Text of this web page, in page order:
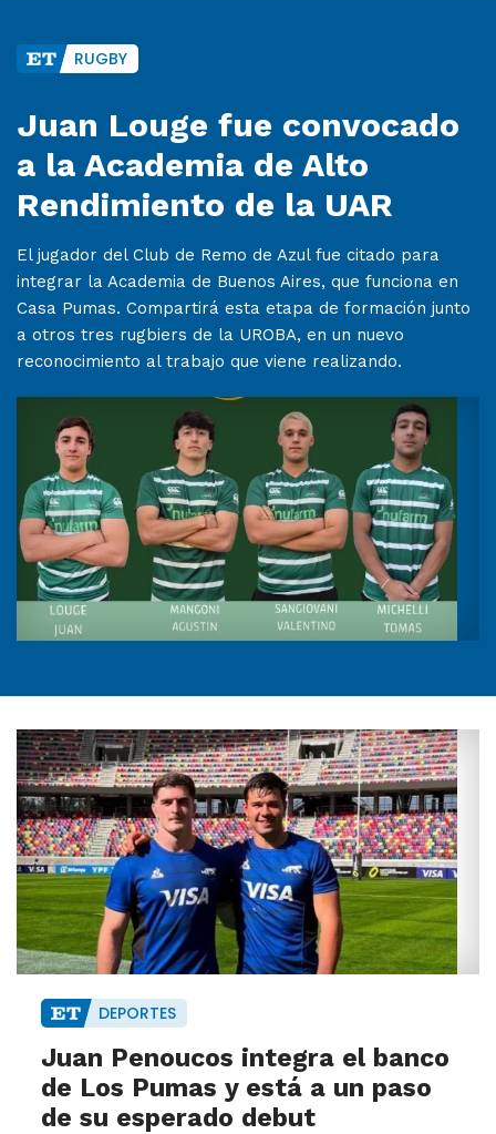
RUGBY
Juan Louge fue convocado
a la Academia de Alto
Rendimiento de la UAR
El jugador del Club de Remo de Azul fue citado para
integrar la Academia de Buenos Aires, que funciona en
Casa Pumas. Compartirá esta etapa de formación junto
a otros tres rugbiers de la UROBA, en un nuevo
reconocimiento al trabajo que viene realizando.
DEPORTES
Juan Penoucos integra el banco
de Los Pumas y está a un paso
de su esperado debut